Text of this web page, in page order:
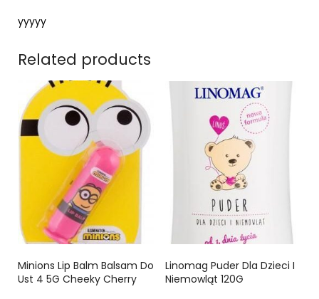
yyyyy
Related products
Minions Lip Balm Balsam Do
Ust 4 5G Cheeky Cherry
Linomag Puder Dla Dzieci I
Niemowląt 120G